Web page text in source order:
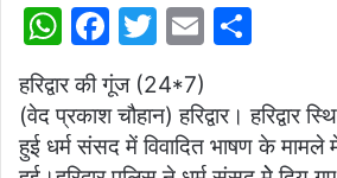
W
at
s
F
a
c
e
T
itt
er
E
ai
l
ar
e
हरिद्वार की गूंज (24*7)
(वेद प्रकाश चौहान) हरिद्वार। हरिद्वार
हुई धर्म संसद में विवादित भाषण के मामले